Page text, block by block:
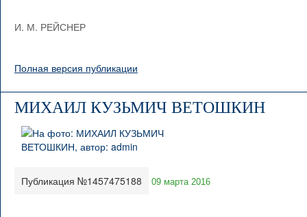
И. М. РЕЙСНЕР
Полная версия публикации
МИХАИЛ КУЗЬМИЧ ВЕТОШКИН
Публикация №1457475188 09 марта 2016